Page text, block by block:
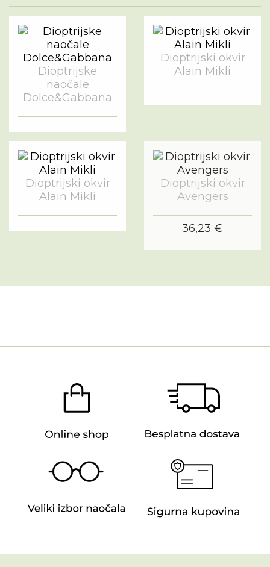
Dioptrijske
naočale
Dolce&Gabbana
Dioptrijski okvir
Alain Mikli
Dioptrijski okvir
Alain Mikli
Dioptrijski okvir
Avengers
36,23 €